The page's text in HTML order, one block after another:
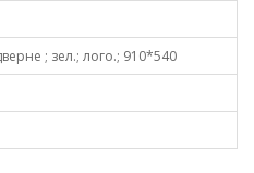
; зел.; лого.; 910*540